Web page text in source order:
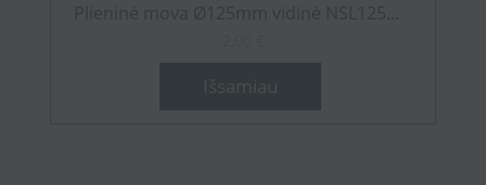
Plieninė mova Ø125mm vidinė NSL125...
Išsamiau